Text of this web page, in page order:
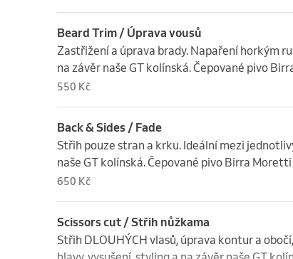
Beard Trim / Úprava vousů
Zastřižení a úprava brady. Napaření horkým
na závěr naše GT kolínská. Čepované pivo
550 Kč
Back & Sides / Fade
Střih pouze stran a krku. Ideální mezi
naše GT kolínská. Čepované pivo Birra
650 Kč
Scissors cut / Střih nůžkama
Střih DLOUHÝCH vlasů, úprava kontur a